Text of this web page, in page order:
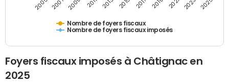
Nombre de foyers fiscaux
Nombre de foyers fiscaux imposés
2005 2007 2009 2011 2013 2015 2017 2019 2021 2023 2025
Foyers fiscaux imposés à Châtignac en
2025